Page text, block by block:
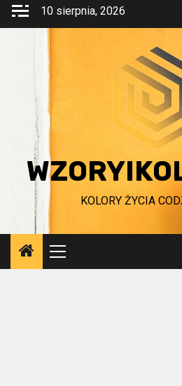
Przejdź
10 sierpnia, 2026
KOLORY ŻYCIA
Menu
główne